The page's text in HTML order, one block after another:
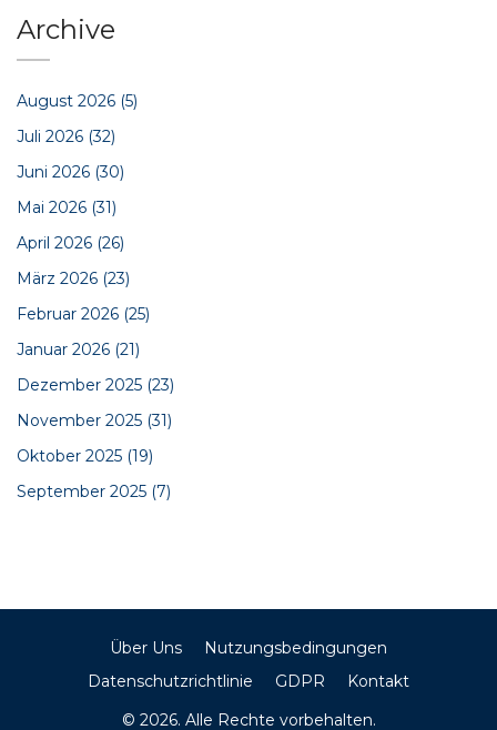
Archive
August 2026 (5)
Juli 2026 (32)
Juni 2026 (30)
Mai 2026 (31)
April 2026 (26)
März 2026 (23)
Februar 2026 (25)
Januar 2026 (21)
Dezember 2025 (23)
November 2025 (31)
Oktober 2025 (19)
September 2025 (7)
Über Uns
Nutzungsbedingungen
Datenschutzrichtlinie
GDPR
Kontakt
© 2026. Alle Rechte vorbehalten.